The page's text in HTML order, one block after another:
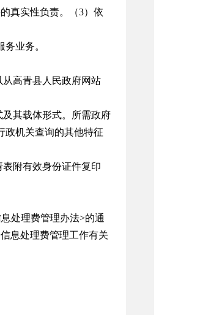
真实性负责。（3）依
业务。
高青县人民政府网站
其载体形式。所需政府
政机关查询的其他特征
附有效身份证件复印
处理费管理办法>的通
息处理费管理工作有关